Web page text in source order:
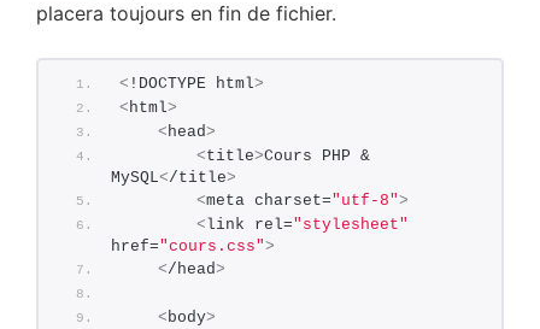
placera toujours en fin de fichier.
< !DOCTYPE html>
<html>
<head>
<title>Cours PHP &
MySQL</title>
<meta charset="utf-8">
<link rel="stylesheet"
href="cours.css">
</head>
<body>